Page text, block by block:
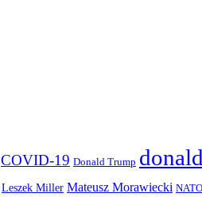
COVID-19 Donald Trump
Leszek Miller Mateusz Morawiecki NATO